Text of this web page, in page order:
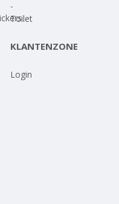
-
Toilet
KLANTENZONE
Login